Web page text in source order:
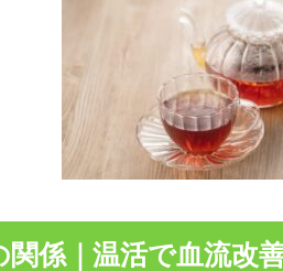
関係｜温活で血流改